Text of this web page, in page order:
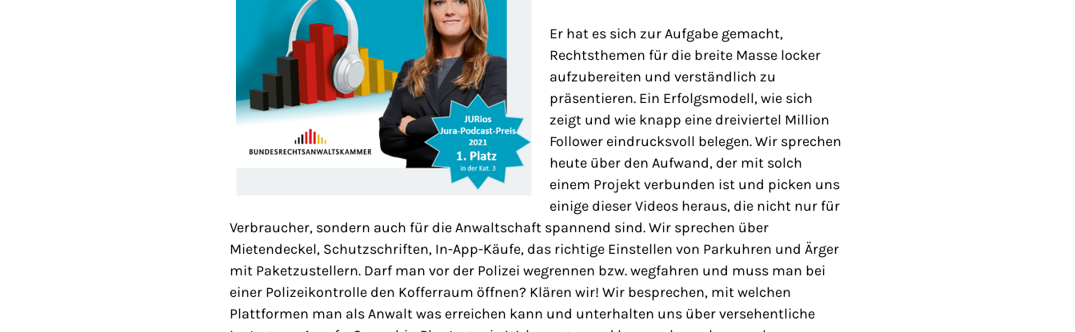
Er hat es sich zur Aufgabe gemacht,
Rechtsthemen für die breite Masse locker
aufzubereiten und verständlich zu
präsentieren. Ein Erfolgsmodell, wie sich
zeigt und wie knapp eine dreiviertel Million
Follower eindrucksvoll belegen. Wir sprechen
heute über den Aufwand, der mit solch
einem Projekt verbunden ist und picken uns
einige dieser Videos heraus, die nicht nur für
Verbraucher, sondern auch für die Anwaltschaft spannend sind. Wir sprechen über
Mietendeckel, Schutzschriften, In-App-Käufe, das richtige Einstellen von Parkuhren und Ärger
mit Paketzustellern. Darf man vor der Polizei wegrennen bzw. wegfahren und muss man bei
einer Polizeikontrolle den Kofferraum öffnen? Klären wir! Wir besprechen, mit welchen
Plattformen man als Anwalt was erreichen kann und unterhalten uns über versehentliche